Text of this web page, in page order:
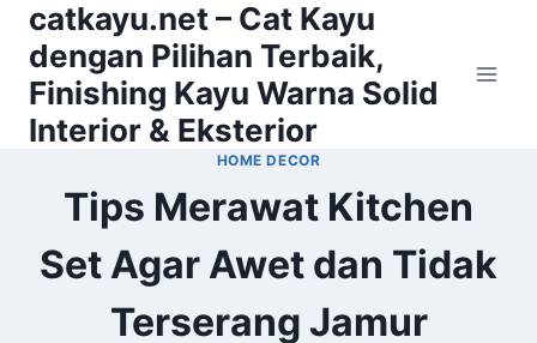
Skip
content
catkayu.net – Cat Kayu
dengan Pilihan Terbaik,
Finishing Kayu Warna Solid
Interior & Eksterior
HOME DECOR
Tips Merawat Kitchen
Set Agar Awet dan Tidak
Terserang Jamur